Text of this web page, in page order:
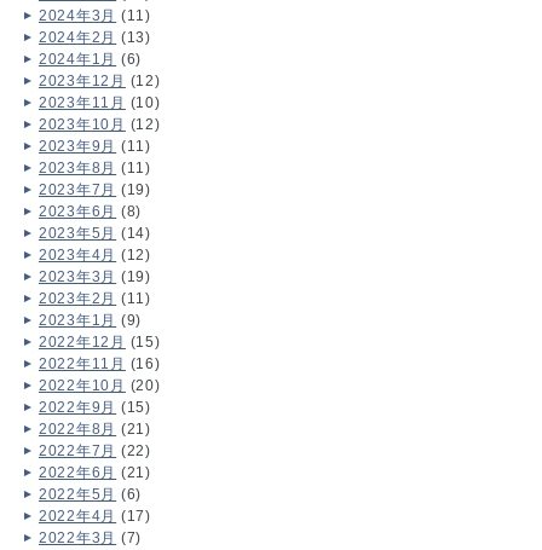
2024年3月 (11)
2024年2月 (13)
2024年1月 (6)
2023年12月 (12)
2023年11月 (10)
2023年10月 (12)
2023年9月 (11)
2023年8月 (11)
2023年7月 (19)
2023年6月 (8)
2023年5月 (14)
2023年4月 (12)
2023年3月 (19)
2023年2月 (11)
2023年1月 (9)
2022年12月 (15)
2022年11月 (16)
2022年10月 (20)
2022年9月 (15)
2022年8月 (21)
2022年7月 (22)
2022年6月 (21)
2022年5月 (6)
2022年4月 (17)
2022年3月 (7)